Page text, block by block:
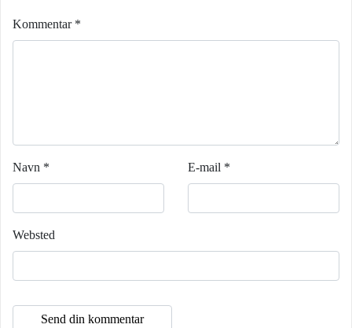
Kommentar *
Navn * E-mail *
Websted